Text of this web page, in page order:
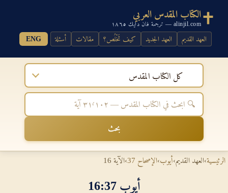
الكتاب المقدس العربي
alinjil.com — ترجمة فان دايك ١٨٦٥
العهد القديم العهد الجديد كيف تَخْلُص؟ مقالات أسئلة ENG
كل الكتاب المقدس
بحث
الرئيسية›العهد القديم›أيوب›الإصحاح 37 ›الآية 16
أيوب 37‏:‏16